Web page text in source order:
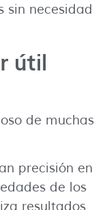
sin necesidad
útil
de muchas
precisión en
de los